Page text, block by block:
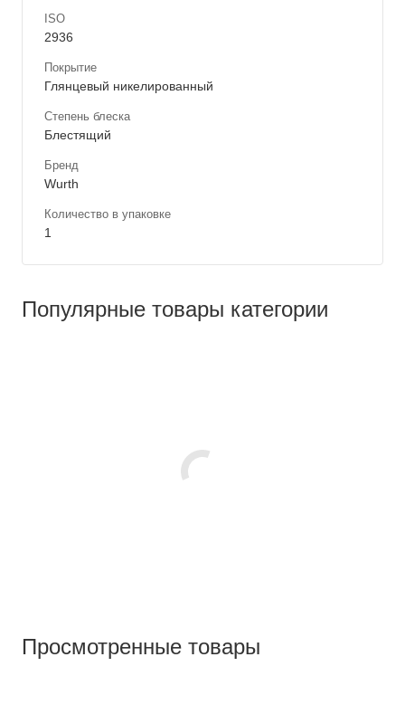
ISO
2936
Покрытие
Глянцевый никелированный
Степень блеска
Блестящий
Бренд
Wurth
Количество в упаковке
1
Популярные товары категории
Просмотренные товары